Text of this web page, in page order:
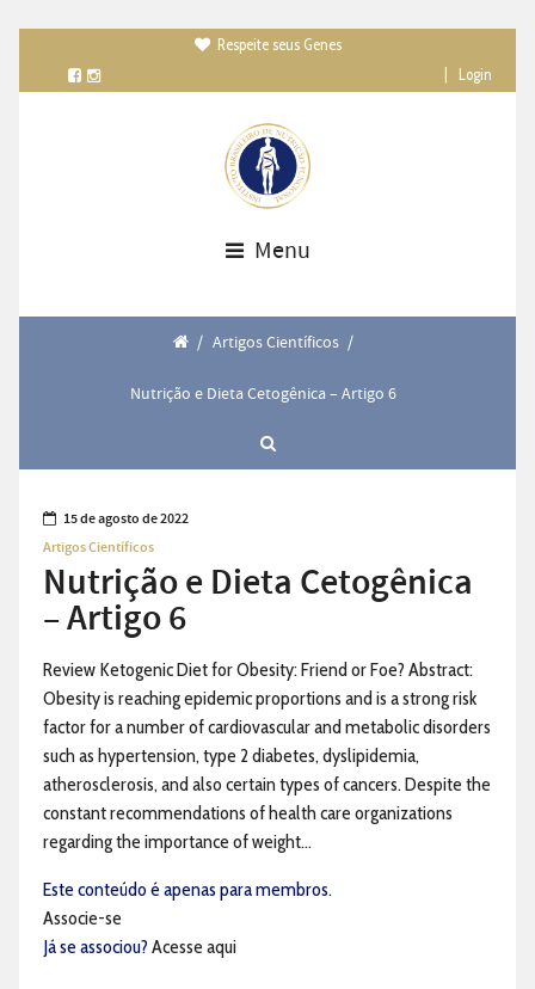
Respeite seus Genes
Login
Menu
/ Artigos Científicos /
Nutrição e Dieta Cetogênica – Artigo 6
15 de agosto de 2022
Artigos Científicos
Nutrição e Dieta Cetogênica
– Artigo 6
Review Ketogenic Diet for Obesity: Friend or Foe? Abstract:
Obesity is reaching epidemic proportions and is a strong risk
factor for a number of cardiovascular and metabolic disorders
such as hypertension, type 2 diabetes, dyslipidemia,
atherosclerosis, and also certain types of cancers. Despite the
constant recommendations of health care organizations
regarding the importance of weight...
Este conteúdo é apenas para membros.
Associe-se
Já se associou? Acesse aqui